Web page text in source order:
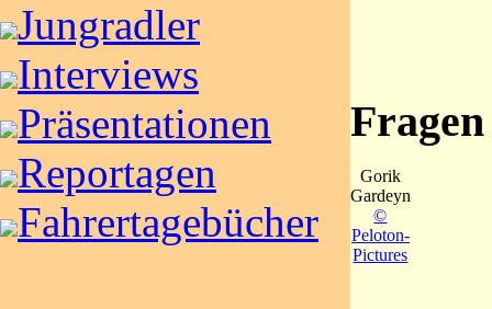
Jungradler
Interviews
Präsentationen
Reportagen
Fahrertagebücher
Gorik
Gardeyn
©
Peloton-
Pictures